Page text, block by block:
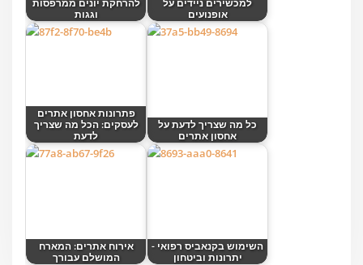
להרחקת יונים ממרפסות
וגגות
למכשירים ניידים על
אופנועים
פתרונות אחסון אתרים
לעסקים: הכל מה שצריך
לדעת
כל מה שצריך לדעת על
אחסון אתרים
אירוח אתרים: המארח
המושלם עבורך
השימוש בקנאביס רפואי -
יתרונות וביטחון